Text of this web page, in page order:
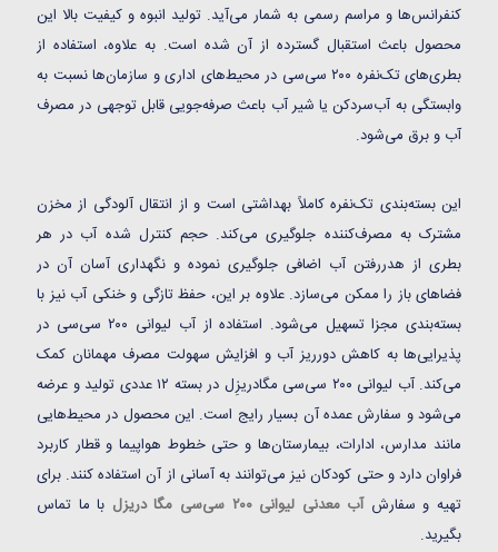
کنفرانس‌ها و مراسم رسمی به شمار می‌آید. تولید انبوه و کیفیت بالا این
محصول باعث استقبال گسترده از آن شده است. به علاوه، استفاده از
بطری‌های تک‌نفره ۲۰۰ سی‌سی در محیط‌های اداری و سازمان‌ها نسبت به
وابستگی به آب‌سردکن یا شیر آب باعث صرفه‌جویی قابل توجهی در مصرف
آب و برق می‌شود.
این بسته‌بندی تک‌نفره کاملاً بهداشتی است و از انتقال آلودگی از مخزن
مشترک به مصرف‌کننده جلوگیری می‌کند. حجم کنترل شده آب در هر
بطری از هدررفتن آب اضافی جلوگیری نموده و نگهداری آسان آن در
فضاهای باز را ممکن می‌سازد. علاوه بر این، حفظ تازگی و خنکی آب نیز با
بسته‌بندی مجزا تسهیل می‌شود. استفاده از آب لیوانی ۲۰۰ سی‌سی در
پذیرایی‌ها به کاهش دورریز آب و افزایش سهولت مصرف مهمانان کمک
می‌کند. آب لیوانی ۲۰۰ سی‌سی مگادریزِل در بسته ۱۲ عددی تولید و عرضه
می‌شود و سفارش عمده آن بسیار رایج است. این محصول در محیط‌هایی
مانند مدارس، ادارات، بیمارستان‌ها و حتی خطوط هواپیما و قطار کاربرد
فراوان دارد و حتی کودکان نیز می‌توانند به آسانی از آن استفاده کنند. برای
تهیه و سفارشآب معدنی لیوانی ۲۰۰ سی‌سی مگا دریزل
با ما تماس
بگیرید.